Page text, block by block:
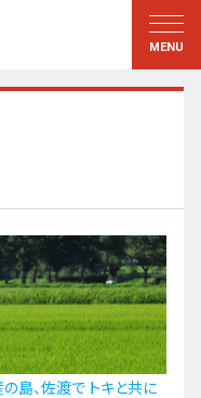
めぐる
芸能
り
らし
、佐渡で トキと共に